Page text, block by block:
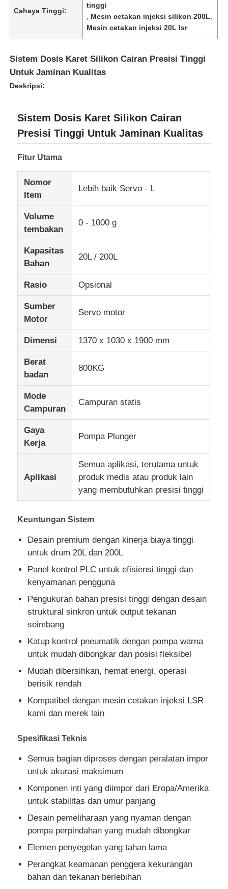
Rumah
Produk
Tentang kita
Hubungi kami
Berita
Quote request suatu
Mesin cetak injeksi Lsr
mesin cetakan injeksi silikon
Aksesoris mesin cetak injeksi
Cetakan injeksi karet silikon cair
Cetakan silikon cair
Pembuatan cetakan injeksi karet silikon
Cahaya Tinggi:
tinggi
Mesin cetakan injeksi silikon 200L
Mesin cetakan injeksi 20L lsr
Sistem Dosis Karet Silikon Cairan Presisi Tinggi
Untuk Jaminan Kualitas
Deskripsi:
Sistem Dosis Karet Silikon Cairan
Presisi Tinggi Untuk Jaminan Kualitas
Fitur Utama
Nomor
Item
Lebih baik Servo - L
Volume
tembakan
0 - 1000 g
Kapasitas
Bahan
20L / 200L
Rasio Opsional
Sumber
Motor
Servo motor
Dimensi 1370 x 1030 x 1900 mm
Berat
badan
800KG
Mode
Campuran
Campuran statis
Gaya
Kerja
Pompa Plunger
Aplikasi
Semua aplikasi, terutama untuk
produk medis atau produk lain
yang membutuhkan presisi tinggi
Keuntungan Sistem
Desain premium dengan kinerja biaya tinggi
untuk drum 20L dan 200L
Panel kontrol PLC untuk efisiensi tinggi dan
kenyamanan pengguna
Pengukuran bahan presisi tinggi dengan desain
struktural sinkron untuk output tekanan
seimbang
Katup kontrol pneumatik dengan pompa warna
untuk mudah dibongkar dan posisi fleksibel
Mudah dibersihkan, hemat energi, operasi
berisik rendah
Kompatibel dengan mesin cetakan injeksi LSR
kami dan merek lain
Spesifikasi Teknis
Semua bagian diproses dengan peralatan impor
untuk akurasi maksimum
Komponen inti yang diimpor dari Eropa/Amerika
untuk stabilitas dan umur panjang
Desain pemeliharaan yang nyaman dengan
pompa perpindahan yang mudah dibongkar
Elemen penyegelan yang tahan lama
Perangkat keamanan penggera kekurangan
bahan dan tekanan berlebihan